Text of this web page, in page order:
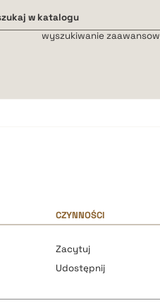
wyszukiwanie
CZYNNOŚCI
Zacytuj
Udostępnij